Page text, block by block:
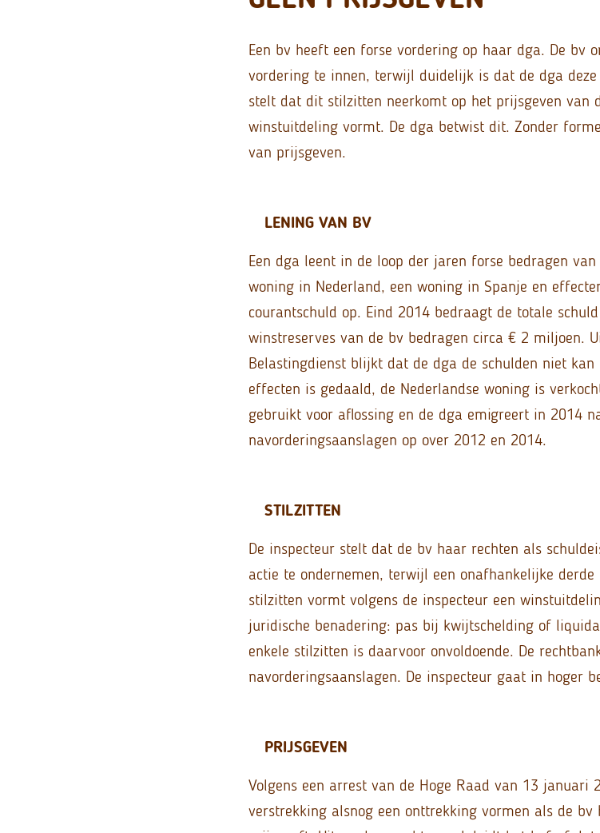
Een bv heeft een forse vordering op haar dga. De bv
vordering te innen, terwijl duidelijk is dat de dga
stelt dat dit stilzitten neerkomt op het prijsgeven van
winstuitdeling vormt. De dga betwist dit. Zonder
van prijsgeven.
LENING VAN BV
Een dga leent in de loop der jaren forse bedragen
woning in Nederland, een woning in Spanje en
courantschuld op. Eind 2014 bedraagt de totale
winstreserves van de bv bedragen circa € 2 miljoen.
Belastingdienst blijkt dat de dga de schulden niet kan
effecten is gedaald, de Nederlandse woning is
gebruikt voor aflossing en de dga emigreert in 2014
navorderingsaanslagen op over 2012 en 2014.
STILZITTEN
De inspecteur stelt dat de bv haar rechten als
actie te ondernemen, terwijl een onafhankelijke
stilzitten vormt volgens de inspecteur een
juridische benadering: pas bij kwijtschelding of
enkele stilzitten is daarvoor onvoldoende. De
navorderingsaanslagen. De inspecteur gaat in hoger
PRIJSGEVEN
Volgens een arrest van de Hoge Raad van 13 januari
verstrekking alsnog een onttrekking vormen als de bv